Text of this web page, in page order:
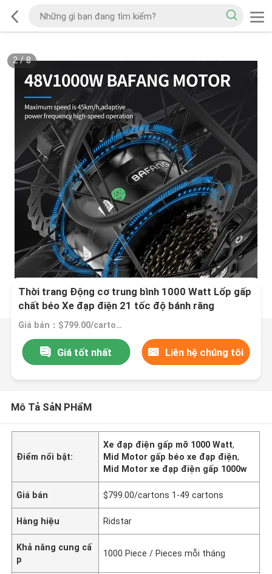
2/8
Thời trang Động cơ trung bình 1000 Watt Lốp gấp
chất béo Xe đạp điện 21 tốc độ bánh răng
Giá bán：$799.00/cartons 1-49 cartons
Giá tốt nhất Liên hệ chúng tôi
Mô Tả SảN PHẩM
Điểm nổi bật:
Xe đạp điện gấp mỡ 1000 Watt,
Mid Motor gấp béo xe đạp điện,
Mid Motor xe đạp điện gấp 1000w
Giá bán $799.00/cartons 1-49 cartons
Hàng hiệu Ridstar
Khả năng cung cấ
p
1000 Piece / Pieces mỗi tháng